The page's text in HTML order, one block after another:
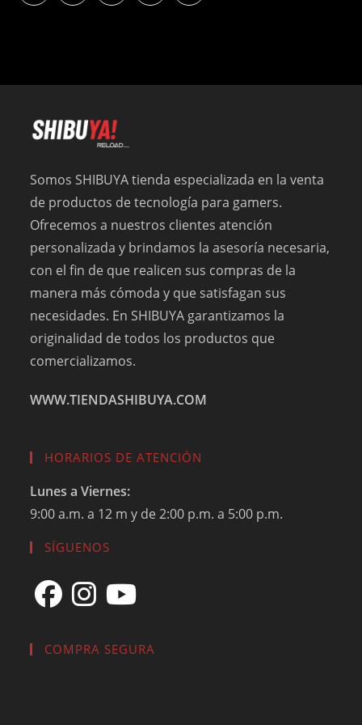
Somos SHIBUYA tienda especializada en la venta
de productos de tecnología para gamers.
Ofrecemos a nuestros clientes atención
personalizada y brindamos la asesoría necesaria,
con el fin de que realicen sus compras de la
manera más cómoda y que satisfagan sus
necesidades. En SHIBUYA garantizamos la
originalidad de todos los productos que
comercializamos.
WWW.TIENDASHIBUYA.COM
HORARIOS DE ATENCIÓN
Lunes a Viernes:
9:00 a.m. a 12 m y de 2:00 p.m. a 5:00 p.m.
SÍGUENOS
abre
abre abre
COMPRA SEGURA